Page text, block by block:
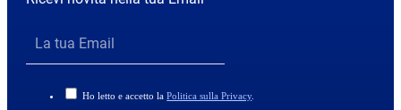
Ho letto e accetto laPolitica sulla Privacy.